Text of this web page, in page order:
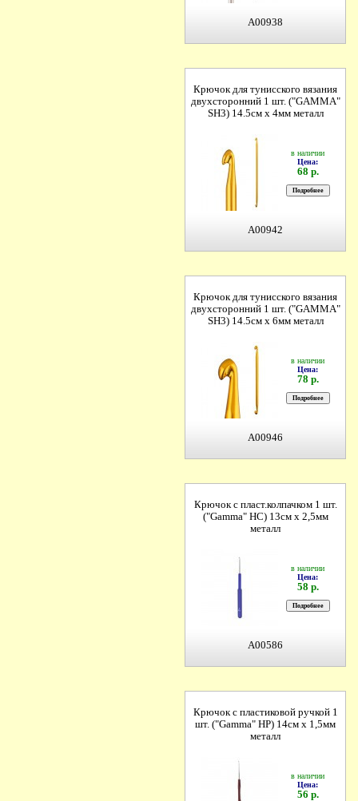
A00938
Крючок для тунисского вязания
двухсторонний 1 шт. ("GAMMA"
SH3) 14.5см х 4мм металл
в наличии
Цена:
68 р.
A00942
Крючок для тунисского вязания
двухсторонний 1 шт. ("GAMMA"
SH3) 14.5см х 6мм металл
в наличии
Цена:
78 р.
A00946
Крючок с пласт.колпачком 1 шт.
("Gamma" HC) 13см х 2,5мм
металл
в наличии
Цена:
58 р.
A00586
Крючок с пластиковой ручкой 1
шт. ("Gamma" HP) 14см х 1,5мм
металл
в наличии
Цена:
56 р.